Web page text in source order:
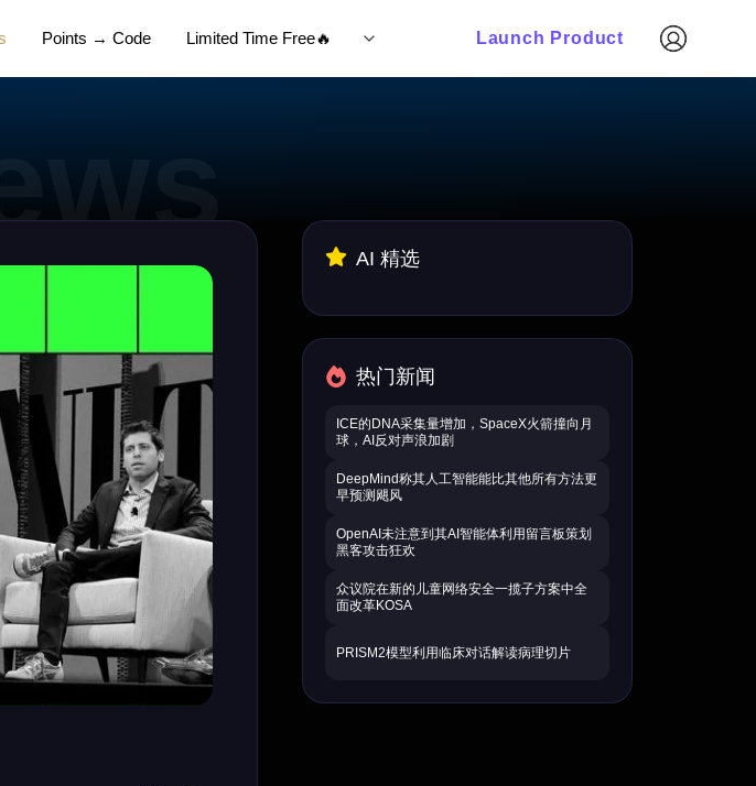
Points → Code Limited Time Free🔥 Launch Product
AI 精选
热门新闻
ICE的DNA采集量增加，SpaceX火箭撞向月
球，AI反对声浪加剧
DeepMind称其人工智能能比其他所有方法更
早预测飓风
OpenAI未注意到其AI智能体利用留言板策划
黑客攻击狂欢
众议院在新的儿童网络安全一揽子方案中全
面改革KOSA
PRISM2模型利用临床对话解读病理切片